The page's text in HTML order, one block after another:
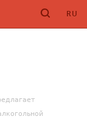
RU